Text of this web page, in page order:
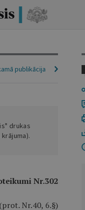
publikācija
drukas
Nr.302
Nr.40, 6.§)